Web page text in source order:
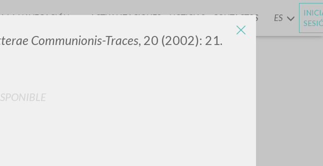
Communionis-Traces, 20 (2002): 21.
LA NAVEGACIÓN ACTUALIZACIONESYNOTICIAS CONTACTOS ES